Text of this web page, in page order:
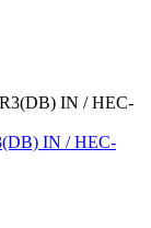
IN / HEC-